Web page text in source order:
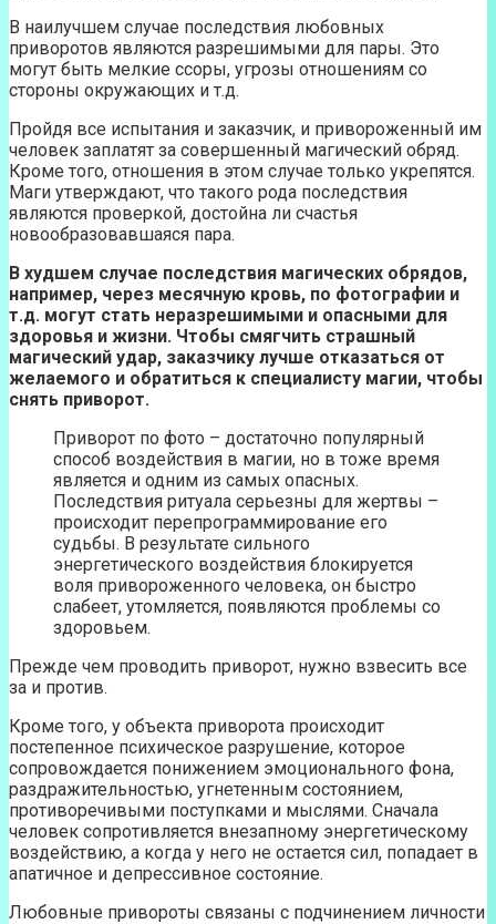
В наилучшем случае последствия любовных
приворотов являются разрешимыми для пары. Это
могут быть мелкие ссоры, угрозы отношениям со
стороны окружающих и т.д.
Пройдя все испытания и заказчик, и привороженный им
человек заплатят за совершенный магический обряд.
Кроме того, отношения в этом случае только укрепятся.
Маги утверждают, что такого рода последствия
являются проверкой, достойна ли счастья
новообразовавшаяся пара.
В худшем случае последствия магических обрядов,
например, через месячную кровь, по фотографии и
т.д. могут стать неразрешимыми и опасными для
здоровья и жизни. Чтобы смягчить страшный
магический удар, заказчику лучше отказаться от
желаемого и обратиться к специалисту магии, чтобы
снять приворот.
Приворот по фото – достаточно популярный
способ воздействия в магии, но в тоже время
является и одним из самых опасных.
Последствия ритуала серьезны для жертвы –
происходит перепрограммирование его
судьбы. В результате сильного
энергетического воздействия блокируется
воля привороженного человека, он быстро
слабеет, утомляется, появляются проблемы со
здоровьем.
Прежде чем проводить приворот, нужно взвесить все
за и против.
Кроме того, у объекта приворота происходит
постепенное психическое разрушение, которое
сопровождается понижением эмоционального фона,
раздражительностью, угнетенным состоянием,
противоречивыми поступками и мыслями. Сначала
человек сопротивляется внезапному энергетическому
воздействию, а когда у него не остается сил, попадает в
апатичное и депрессивное состояние.
Любовные привороты связаны с подчинением личности